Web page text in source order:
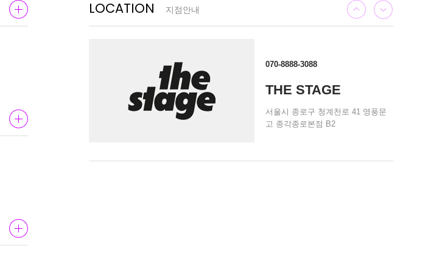
LOCATION 지점안내
070-8888-3088
THE STAGE
서울시 종로구 청계천로 41 영풍문
고 종각종로본점 B2